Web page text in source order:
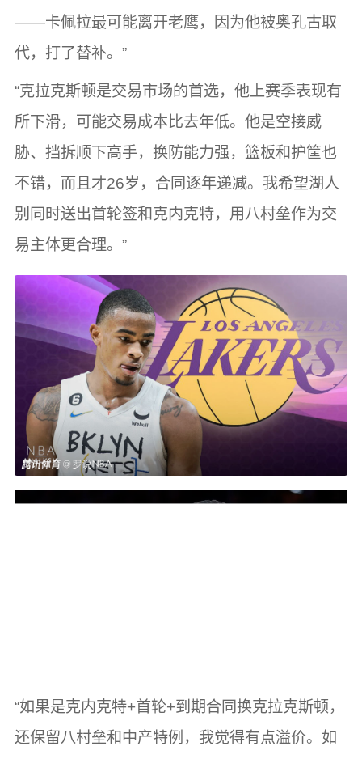
——卡佩拉最可能离开老鹰，因为他被奥孔古取
代，打了替补。”
“克拉克斯顿是交易市场的首选，他上赛季表现有
所下滑，可能交易成本比去年低。他是空接威
胁、挡拆顺下高手，换防能力强，篮板和护筐也
不错，而且才26岁，合同逐年递减。我希望湖人
别同时送出首轮签和克内克特，用八村垒作为交
易主体更合理。”
“如果是克内克特+首轮+到期合同换克拉克斯顿，
还保留八村垒和中产特例，我觉得有点溢价。如